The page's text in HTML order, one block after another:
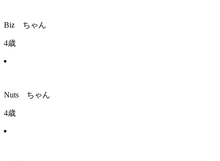
Biz ちゃん
4歳
Nuts ちゃん
4歳